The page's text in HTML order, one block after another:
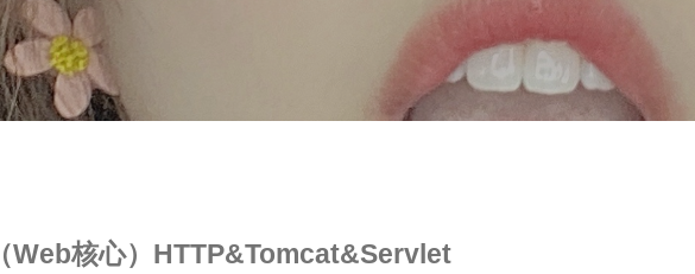
（Web核心）HTTP&Tomcat&Servlet